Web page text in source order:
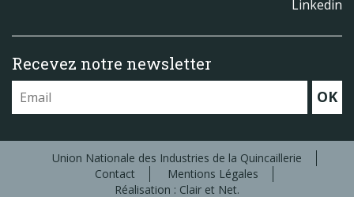
Linkedin
Recevez notre newsletter
OK
Union Nationale des Industries de la Quincaillerie
Contact
Mentions Légales
Réalisation : Clair et Net.